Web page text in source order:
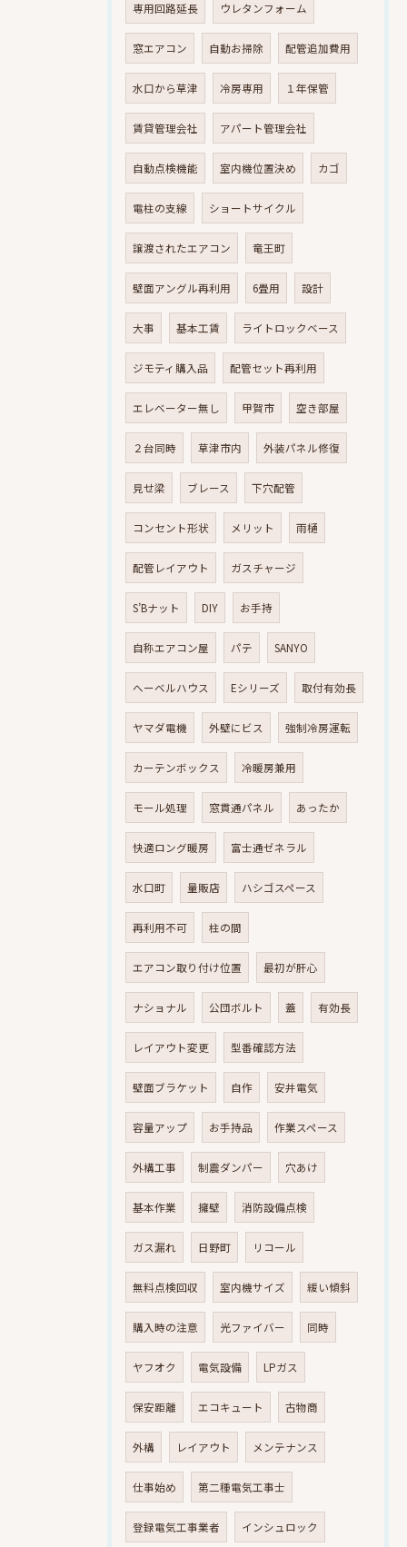
専用回路延長 ウレタンフォーム
窓エアコン 自動お掃除 配管追加費用
水口から草津 冷房専用 １年保管
賃貸管理会社 アパート管理会社
自動点検機能 室内機位置決め カゴ
電柱の支線 ショートサイクル
譲渡されたエアコン 竜王町
壁面アングル再利用 6畳用 設計
大事 基本工賃 ライトロックベース
ジモティ購入品 配管セット再利用
エレベーター無し 甲賀市 空き部屋
２台同時 草津市内 外装パネル修復
見せ梁 ブレース 下穴配管
コンセント形状 メリット 雨樋
配管レイアウト ガスチャージ
S’Bナット DIY お手持
自称エアコン屋 パテ SANYO
へーベルハウス Eシリーズ 取付有効長
ヤマダ電機 外壁にビス 強制冷房運転
カーテンボックス 冷暖房兼用
モール処理 窓貫通パネル あったか
快適ロング暖房 富士通ゼネラル
水口町 量販店 ハシゴスペース
再利用不可 柱の間
エアコン取り付け位置 最初が肝心
ナショナル 公団ボルト 蓋 有効長
レイアウト変更 型番確認方法
壁面ブラケット 自作 安井電気
容量アップ お手持品 作業スペース
外構工事 制震ダンパー 穴あけ
基本作業 擁壁 消防設備点検
ガス漏れ 日野町 リコール
無料点検回収 室内機サイズ 緩い傾斜
購入時の注意 光ファイバー 同時
ヤフオク 電気設備 LPガス
保安距離 エコキュート 古物商
外構 レイアウト メンテナンス
仕事始め 第二種電気工事士
登録電気工事業者 インシュロック